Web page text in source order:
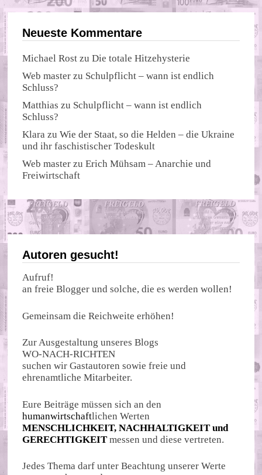
Neueste Kommentare
Michael Rost zuDie totale Hitzehysterie
Web master zu Schulpflicht – wann ist endlich
Schluss?
Matthias zu Schulpflicht – wann ist endlich
Schluss?
Klara zuWie der Staat, so die Helden – die Ukraine
und ihr faschistischer Todeskult
Web master zuErich Mühsam – Anarchie und
Freiwirtschaft
Autoren gesucht!
Aufruf!
an freie Blogger und solche, die es werden wollen!
Gemeinsam die Reichweite erhöhen!
Zur Ausgestaltung unseres Blogs
WO-NACH-RICHTEN
suchen wir Gastautoren sowie freie und
ehrenamtliche Mitarbeiter.
Eure Beiträge müssen sich an den
humanwirtschaftlichen Werten
MENSCHLICHKEIT, NACHHALTIGKEIT und
GERECHTIGKEIT messen und diese vertreten.
Jedes Thema darf unter Beachtung unserer Werte